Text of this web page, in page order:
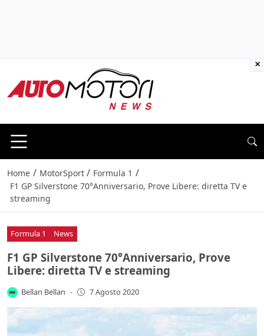
Home / MotorSport / Formula 1 /
F1 GP Silverstone 70°Anniversario, Prove Libere: diretta TV e
streaming
Formula 1 News
F1 GP Silverstone 70°Anniversario, Prove
Libere: diretta TV e streaming
Bellan Bellan - 7 Agosto 2020
×